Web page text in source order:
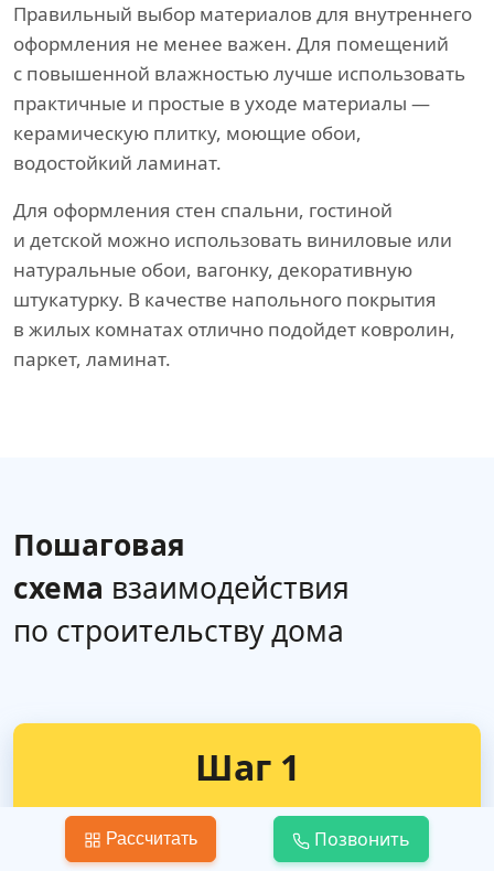
Правильный выбор материалов для внутреннего
оформления не менее важен. Для помещений
с повышенной влажностью лучше использовать
практичные и простые в уходе материалы —
керамическую плитку, моющие обои,
водостойкий ламинат.
Для оформления стен спальни, гостиной
и детской можно использовать виниловые или
натуральные обои, вагонку, декоративную
штукатурку. В качестве напольного покрытия
в жилых комнатах отлично подойдет ковролин,
паркет, ламинат.
Пошаговая
схема взаимодействия
по строительству дома
Шаг 1
Рассчитать Позвонить